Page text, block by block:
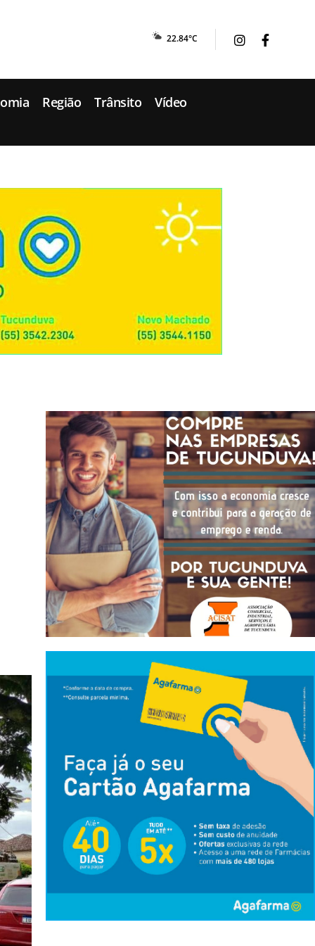
22.84°C
Região Trânsito Vídeo